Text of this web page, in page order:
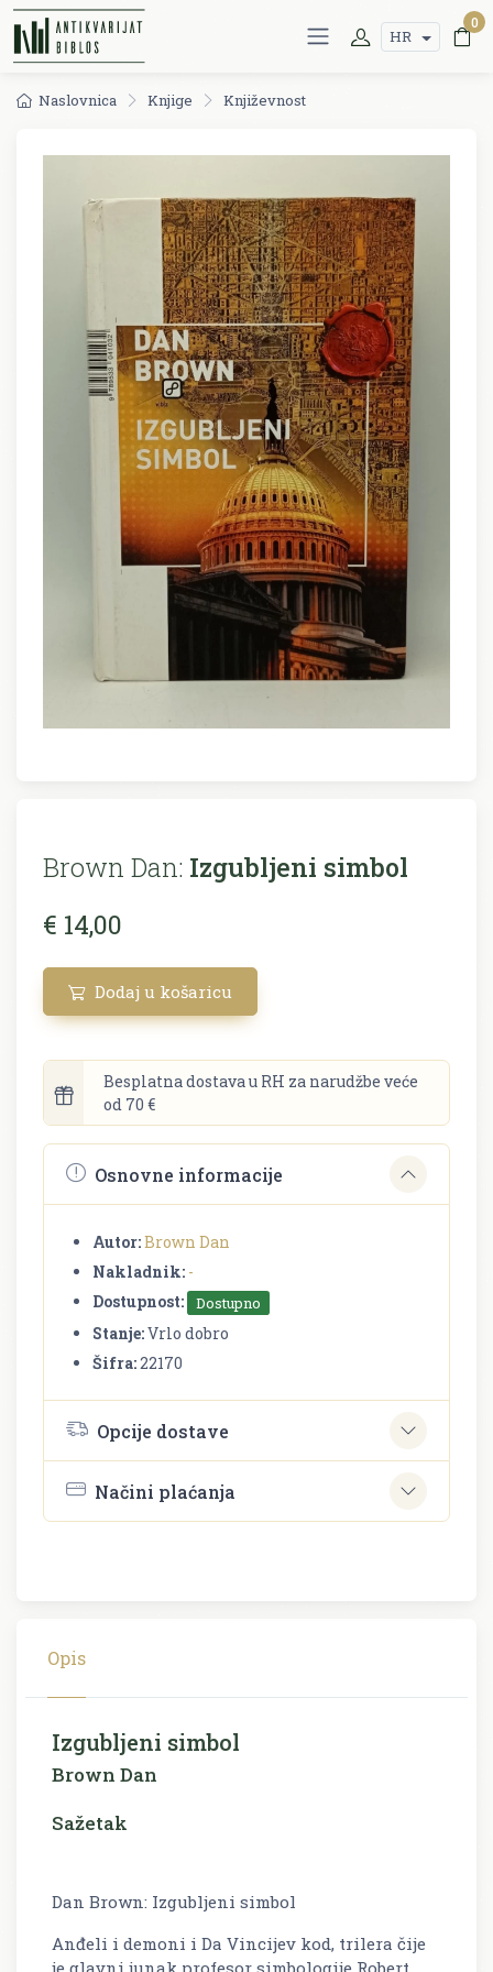
HR
0
Naslovnica Knjige Književnost
Brown Dan: Izgubljeni simbol
€ 14,00
Dodaj u košaricu
Besplatna dostava u RH za narudžbe veće
od 70 €
Osnovne informacije
Autor:Brown Dan
Nakladnik: -
Dostupnost:
Dostupno
Stanje:Vrlo dobro
Šifra:22170
Opcije dostave
Načini plaćanja
Opis
Izgubljeni simbol
Brown Dan
Sažetak
Dan Brown: Izgubljeni simbol
Anđeli i demoni i Da Vincijev kod, trilera čije